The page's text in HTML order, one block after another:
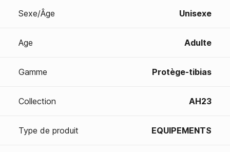
Sexe/Âge Unisexe
Age Adulte
Gamme Protège-tibias
Collection AH23
Type de produit EQUIPEMENTS